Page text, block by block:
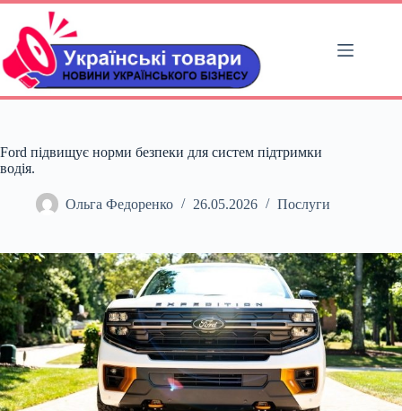
Перейти
вмісту
Ford підвищує норми безпеки для систем підтримки
водія.
Ольга Федоренко 26.05.2026 Послуги